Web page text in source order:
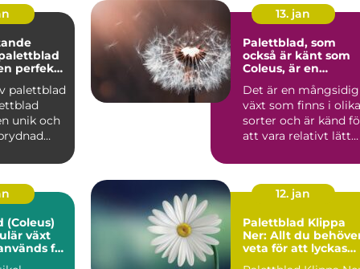
perfekta
för ditt
palettblad
unik och
13. jan
Palettblad, som
också är känt som
Coleus, är en
kännetecknas av
sina färgglada och
mönstrade blad
Det är en mångsidig
växt som finns i olika
sorter och är känd
att vara relativt lätt
(Coleus)
växt
för
12. jan
Palettblad Klippa
Ner: Allt du
veta för att lyckas